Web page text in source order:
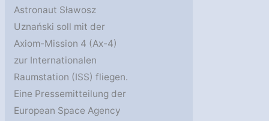
Astronaut Sławosz
Uznański soll mit der
Axiom-Mission 4 (Ax-4)
zur Internationalen
Raumstation (ISS) fliegen.
Eine Pressemitteilung der
European Space Agency